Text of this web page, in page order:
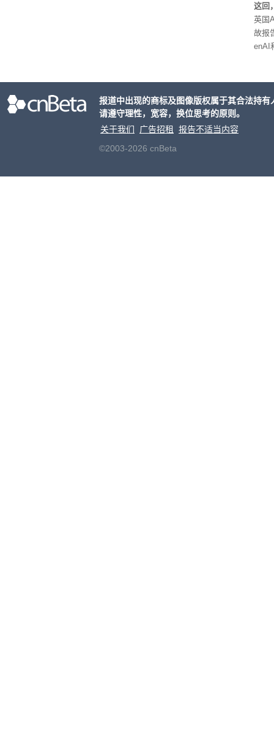
老牌
这回
英国
故报
enAI
报道中出现的商标及图像版权属于其合法持
请遵守理性，宽容，换位思考的原则。
关于我们
广告招租
报告不适当内容
©2003-2026 cnBeta